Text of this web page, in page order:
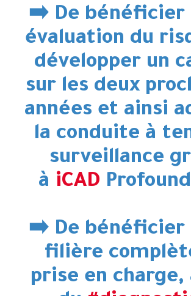
➡️ De bénéficier
évaluation du
développer un
sur les deux
années et ainsi
la conduite à
surveillance
à iCAD
➡️ De bénéficier
filière
prise en charge,